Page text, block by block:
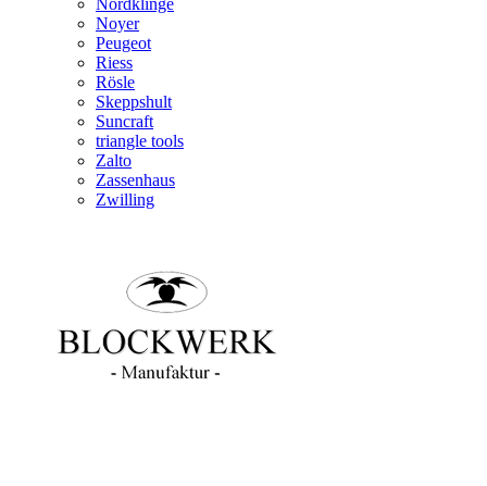
Nordklinge
Noyer
Peugeot
Riess
Rösle
Skeppshult
Suncraft
triangle tools
Zalto
Zassenhaus
Zwilling